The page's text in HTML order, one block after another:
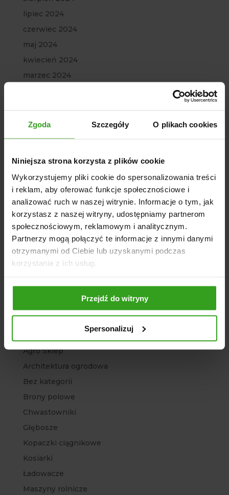
Zgoda Szczegóły O plikach cookies
Niniejsza strona korzysta z plików cookie
Wykorzystujemy pliki cookie do spersonalizowania treści
i reklam, aby oferować funkcje społecznościowe i
analizować ruch w naszej witrynie. Informacje o tym, jak
korzystasz z naszej witryny, udostępniamy partnerom
społecznościowym, reklamowym i analitycznym.
Partnerzy mogą połączyć te informacje z innymi danymi
otrzymanymi od Ciebie lub uzyskanymi podczas
korzystania z ich usług.
Przejdź do witryny
Spersonalizuj
lipiec 2024
czerwiec 2024
maj 2024
kwiecień 2024
marzec 2024
grudzień 2023
listopad 2023
wrzesień 2023
lipiec 2023
czerwiec 2023
maj 2023
marzec 2023
luty 2023
styczeń 2023
Kategorie
Agro Sklep
Architektura ogrodowa
Bez kategorii
Brony polowe
Chwastowniki
Głębosze
Kopaczki ciągnikowe
Kosiarki
Ładowacze
Maszyny rolnicze